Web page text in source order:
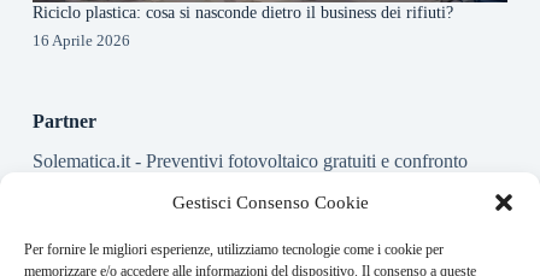
Gestisci Consenso Cookie
Per fornire le migliori esperienze, utilizziamo tecnologie come i cookie per
memorizzare e/o accedere alle informazioni del dispositivo. Il consenso a queste
Riciclo plastica: cosa si nasconde dietro il business dei rifiuti?
16 Aprile 2026
Partner
Solematica.it- Preventivi fotovoltaico gratuiti e confronto
About this website